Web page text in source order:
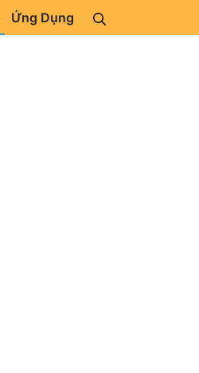
Ứng Dụng